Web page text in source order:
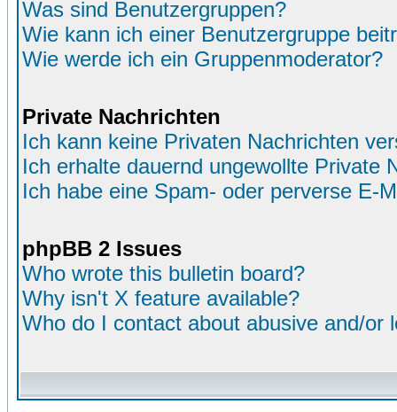
Was sind Benutzergruppen?
Wie kann ich einer Benutzergruppe
Wie werde ich ein Gruppenmoderator?
Private Nachrichten
Ich kann keine Privaten Nachrichten
Ich erhalte dauernd ungewollte Private
Ich habe eine Spam- oder perverse E-
phpBB 2 Issues
Who wrote this bulletin board?
Why isn't X feature available?
Who do I contact about abusive and/or